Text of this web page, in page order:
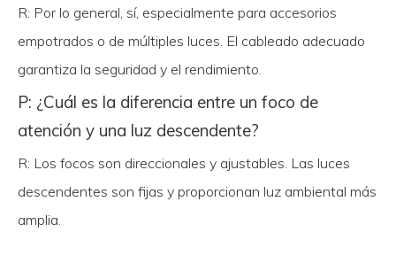
R: Por lo general, sí, especialmente para accesorios
empotrados o de múltiples luces. El cableado adecuado
garantiza la seguridad y el rendimiento.
P: ¿Cuál es la diferencia entre un foco de
atención y una luz descendente?
R: Los focos son direccionales y ajustables. Las luces
descendentes son fijas y proporcionan luz ambiental más
amplia.